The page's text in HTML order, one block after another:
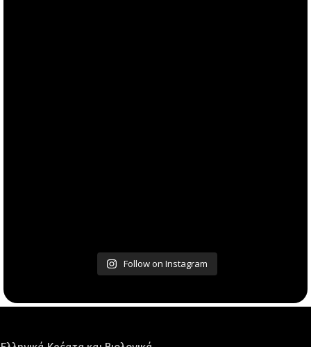
Follow on Instagram